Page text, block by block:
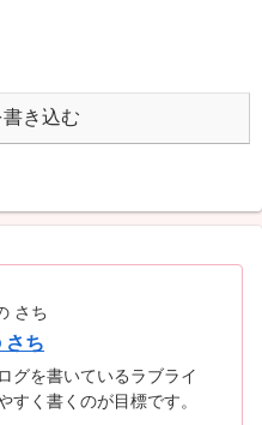
き込む
さち
グを書いているラブライ
すく書くのが目標です。